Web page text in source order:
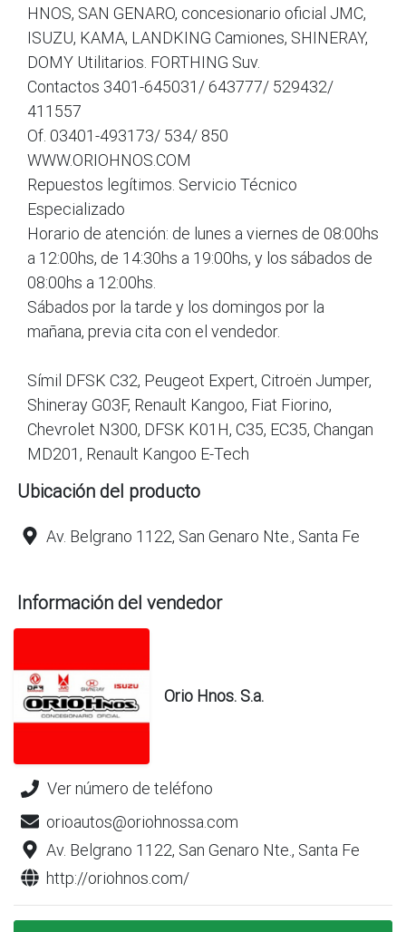
HNOS, SAN GENARO, concesionario oficial JMC,
ISUZU, KAMA, LANDKING Camiones, SHINERAY,
DOMY Utilitarios. FORTHING Suv.
Contactos 3401-645031/ 643777/ 529432/
411557
Of. 03401-493173/ 534/ 850
WWW.ORIOHNOS.COM
Repuestos legítimos. Servicio Técnico
Especializado
Horario de atención: de lunes a viernes de 08:00hs
a 12:00hs, de 14:30hs a 19:00hs, y los sábados de
08:00hs a 12:00hs.
Sábados por la tarde y los domingos por la
mañana, previa cita con el vendedor.
Símil DFSK C32, Peugeot Expert, Citroën Jumper,
Shineray G03F, Renault Kangoo, Fiat Fiorino,
Chevrolet N300, DFSK K01H, C35, EC35, Changan
MD201, Renault Kangoo E-Tech
Ubicación del producto
Av. Belgrano 1122, San Genaro Nte., Santa Fe
Información del vendedor
Orio Hnos. S.a.
Ver número de teléfono
orioautos@oriohnossa.com
Av. Belgrano 1122, San Genaro Nte., Santa Fe
http://oriohnos.com/